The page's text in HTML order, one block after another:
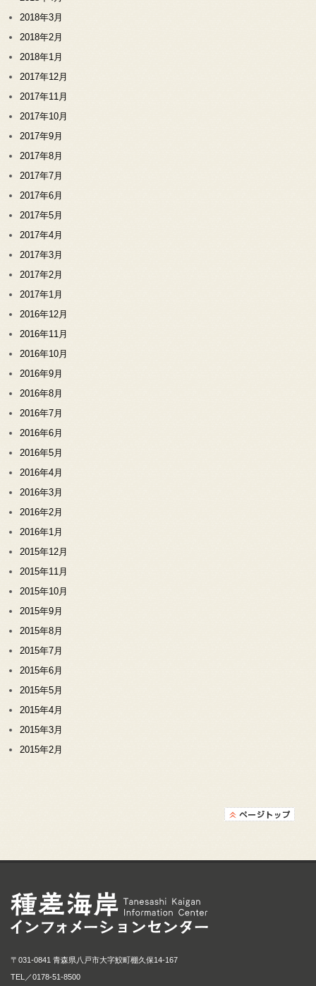
2018年3月
2018年2月
2018年1月
2017年12月
2017年11月
2017年10月
2017年9月
2017年8月
2017年7月
2017年6月
2017年5月
2017年4月
2017年3月
2017年2月
2017年1月
2016年12月
2016年11月
2016年10月
2016年9月
2016年8月
2016年7月
2016年6月
2016年5月
2016年4月
2016年3月
2016年2月
2016年1月
2015年12月
2015年11月
2015年10月
2015年9月
2015年8月
2015年7月
2015年6月
2015年5月
2015年4月
2015年3月
2015年2月
〒031-0841 青森県八戸市大字鮫町棚久保14-167
TEL／0178-51-8500